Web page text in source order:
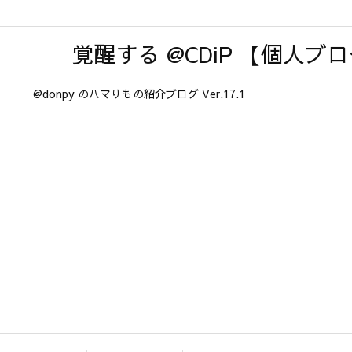
覚醒する @CDiP 【個人ブ
@donpy のハマりもの紹介ブログ Ver.17.1